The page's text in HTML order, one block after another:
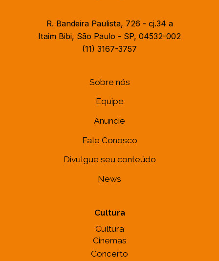
R. Bandeira Paulista, 726 - cj.34 a
Itaim Bibi, São Paulo - SP, 04532-002
(11) 3167-3757
Sobre nós
Equipe
Anuncie
Fale Conosco
Divulgue seu conteúdo
News
Cultura
Cultura
Cinemas
Concerto